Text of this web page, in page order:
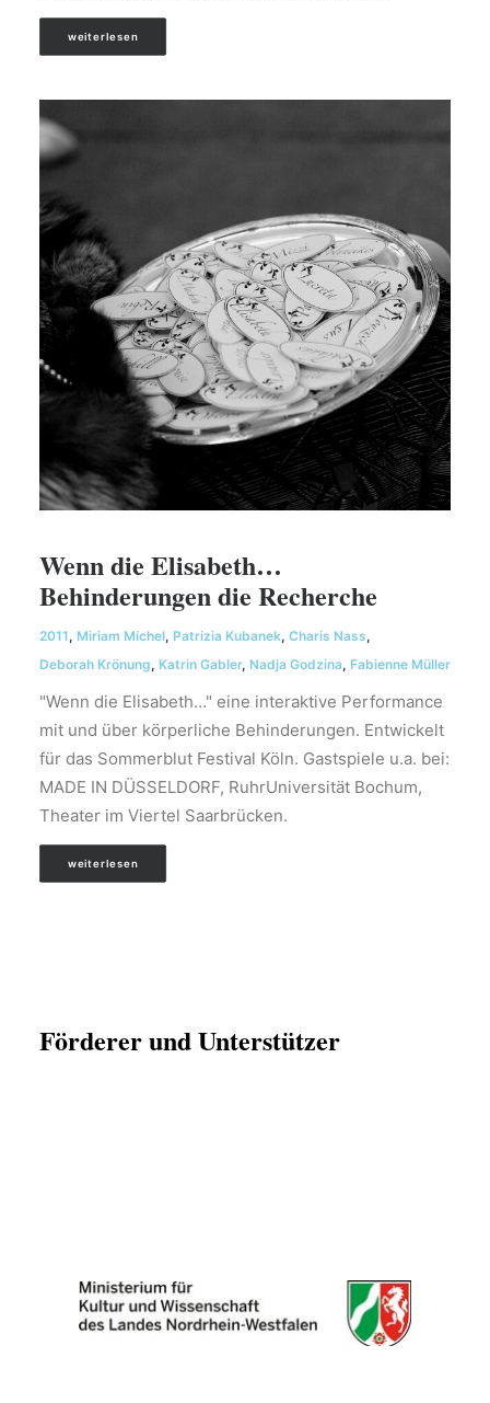
weiterlesen
Wenn die Elisabeth…
Behinderungen die Recherche
2011, Miriam Michel, Patrizia Kubanek, Charis Nass,
Deborah Krönung, Katrin Gabler, Nadja Godzina, Fabienne Müller
"Wenn die Elisabeth…" eine interaktive Performance
mit und über körperliche Behinderungen. Entwickelt
für das Sommerblut Festival Köln. Gastspiele u.a. bei:
MADE IN DÜSSELDORF, RuhrUniversität Bochum,
Theater im Viertel Saarbrücken.
weiterlesen
Förderer und Unterstützer